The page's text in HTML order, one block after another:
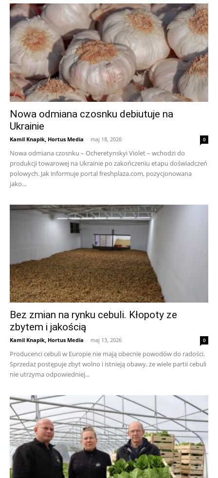
Nowa odmiana czosnku debiutuje na
Ukrainie
Kamil Knapik, Hortus Media - maj 18, 2026 0
Nowa odmiana czosnku – Ocheretynskyi Violet – wchodzi do
produkcji towarowej na Ukrainie po zakończeniu etapu doświadczeń
polowych. Jak informuje portal freshplaza.com, pozycjonowana
jako...
Bez zmian na rynku cebuli. Kłopoty ze
zbytem i jakością
Kamil Knapik, Hortus Media - maj 13, 2026 0
Producenci cebuli w Europie nie mają obecnie powodów do radości.
Sprzedaż postępuje zbyt wolno i istnieją obawy, że wiele partii cebuli
nie utrzyma odpowiedniej...